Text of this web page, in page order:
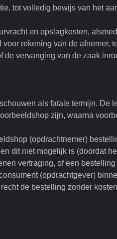
tot volledig bewijs van het
en opslagkosten,
rekening van de afnemer,
de vervanging van de zaak
als fatale termijn. De
zijn, waarna
(opdrachtnemer)
dit niet mogelijk is (doordat
vertraging, of een
(opdrachtgever)
de bestelling zonder